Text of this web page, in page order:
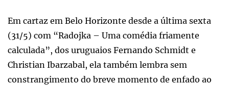
Em cartaz em Belo Horizonte desde a última sexta
(31/5) com “Radojka – Uma comédia friamente
calculada”, dos uruguaios Fernando Schmidt e
Christian Ibarzabal, ela também lembra sem
constrangimento do breve momento de enfado ao